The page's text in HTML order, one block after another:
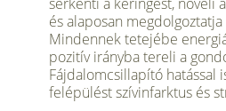
és alaposan
Mindennek tetejébe
pozitív irányba tereli a
Fájdalomcsillapító hatással
felépülést szívinfarktus és